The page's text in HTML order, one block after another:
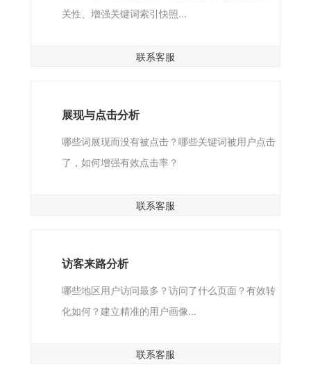
关性、增强关键词索引快照...
联系客服
展现与点击分析
哪些词展现而没有被点击？哪些关键词被用户点击
了，如何增强有效点击率？
联系客服
访客来路分析
哪些地区用户访问最多？访问了什么页面？有效转
化如何？建立精准的用户画像...
联系客服